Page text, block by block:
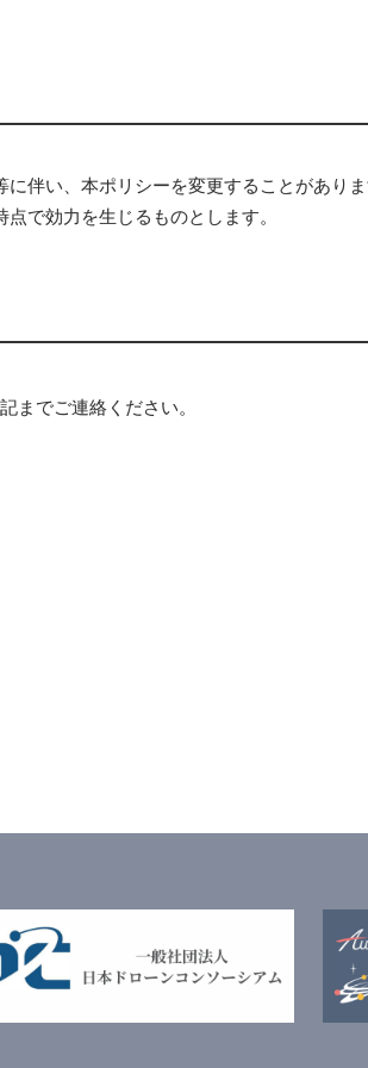
伴い、本ポリシーを変更することがあり
で効力を生じるものとします。
までご連絡ください。